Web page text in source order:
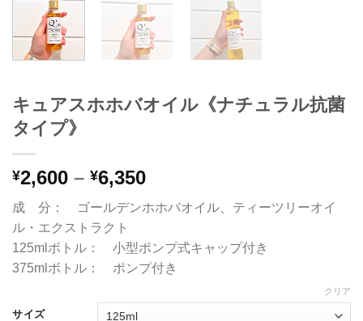
キュアスホホバオイル《ナチュラル抗菌
タイプ》
¥2,600 – ¥6,350価
帯:
–
¥6,350
成 分： ゴールデンホホバオイル、ティーツリーオイ
ル・エクストラクト
125mlボトル： 小型ポンプ式キャップ付き
375mlボトル： ポンプ付き
サイズ
クリア